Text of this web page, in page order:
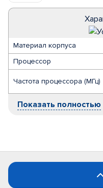
Материал корпуса
Процессор
Частота процессора (МГц)
Показать полностью